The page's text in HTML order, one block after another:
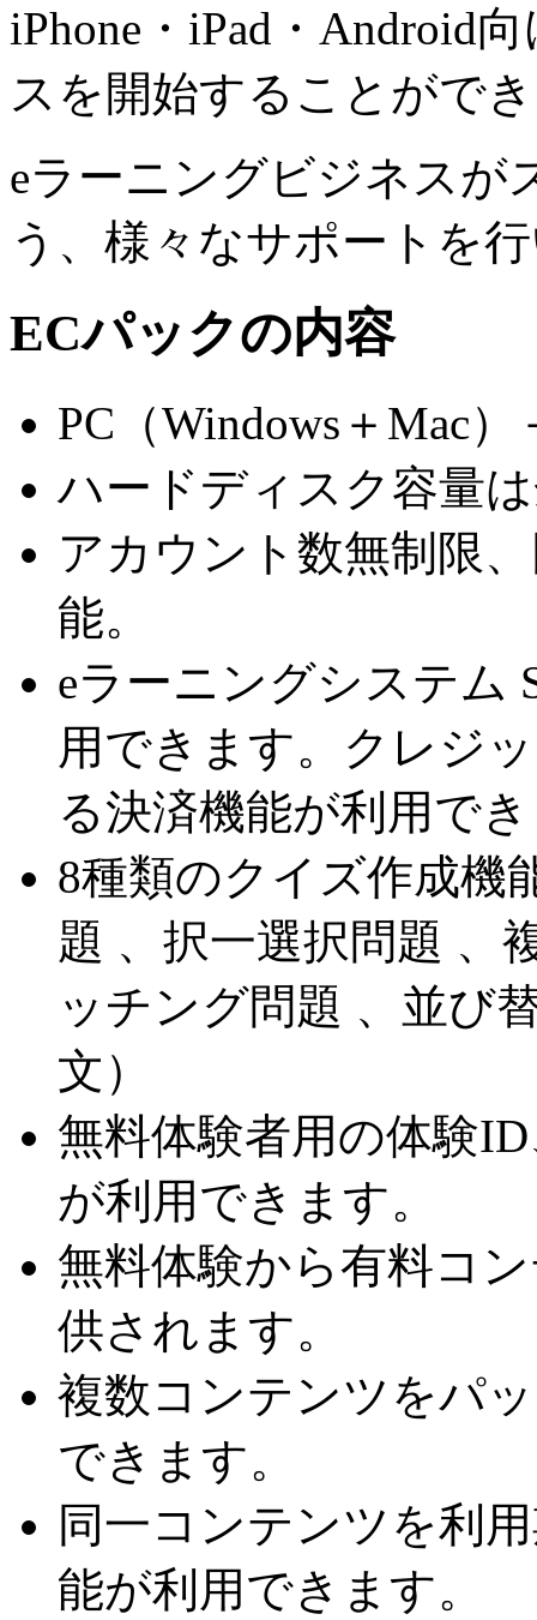
iPhone・iPad・Android
スを開始することがで
eラーニングビジネスが
う、様々なサポートを
ECパックの内容
PC（Windows＋Mac
ハードディスク容量
アカウント数無制限
能。
eラーニングシステム
用できます。クレジ
る決済機能が利用で
8種類のクイズ作成機
題 、択一選択問題 、
ッチング問題 、並び
文）
無料体験者用の体験
が利用できます。
無料体験から有料コ
供されます。
複数コンテンツをパ
できます。
同一コンテンツを利
能が利用できます。